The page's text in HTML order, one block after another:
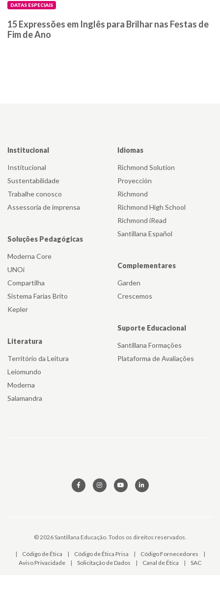
DATAS ESPECIAIS
15 Expressões em Inglês para Brilhar nas Festas de
Fim de Ano
Institucional
Institucional
Sustentabilidade
Trabalhe conosco
Assessoria de imprensa
Soluções Pedagógicas
Moderna Core
UNOi
Compartilha
Sistema Farias Brito
Kepler
Literatura
Território da Leitura
Leiomundo
Moderna
Salamandra
Idiomas
Richmond Solution
Proyección
Richmond
Richmond High School
Richmond iRead
Santillana Español
Complementares
Garden
Crescemos
Suporte Educacional
Santillana Formações
Plataforma de Avaliações
© 2026 Santillana Educação. Todos os direitos reservados.
| Código de Ética | Código de Ética Prisa | Código Fornecedores
|
Aviso Privacidade
| Solicitação de Dados | Canal de Ética | SAC